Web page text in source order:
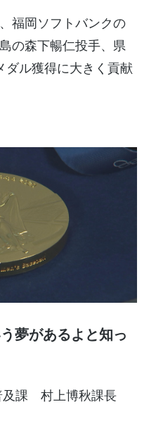
福岡ソフトバンクの
の森下暢仁投手、県
ダル獲得に大きく貢献
夢があるよと知っ
及課 村上博秋課長